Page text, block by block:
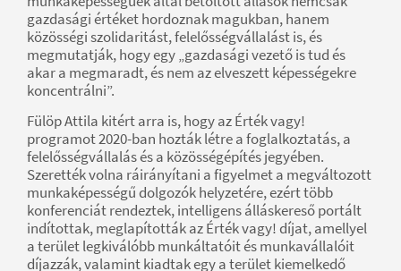
gazdasági értéket hordoznak magukban, hanem
közösségi szolidaritást, felelősségvállalást is, és
megmutatják, hogy egy „gazdasági vezető is tud és
akar a megmaradt, és nem az elveszett képességekre
koncentrálni”.
Fülöp Attila kitért arra is, hogy az Érték vagy!
programot 2020-ban hozták létre a foglalkoztatás, a
felelősségvállalás és a közösségépítés jegyében.
Szerették volna ráirányítani a figyelmet a megváltozott
munkaképességű dolgozók helyzetére, ezért több
konferenciát rendeztek, intelligens álláskereső portált
indítottak, meglapították az Érték vagy! díjat, amellyel
a terület legkiválóbb munkáltatóit és munkavállalóit
díjazzák, valamint kiadtak egy a terület kiemelkedő